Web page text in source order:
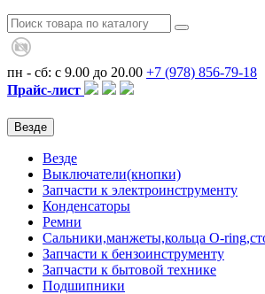
пн - сб: с 9.00 до 20.00 +7 (978) 856-79-18
Прайс-лист
Везде
Везде
Выключатели(кнопки)
Запчасти к электроинструменту
Конденсаторы
Ремни
Сальники,манжеты,кольца О-
Запчасти к бензоинструменту
Запчасти к бытовой технике
Подшипники